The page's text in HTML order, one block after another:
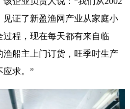
证了新盈渔网产业从家庭小
程，现在每天都有来自临
船主上门订货，旺季时生产
应求。”